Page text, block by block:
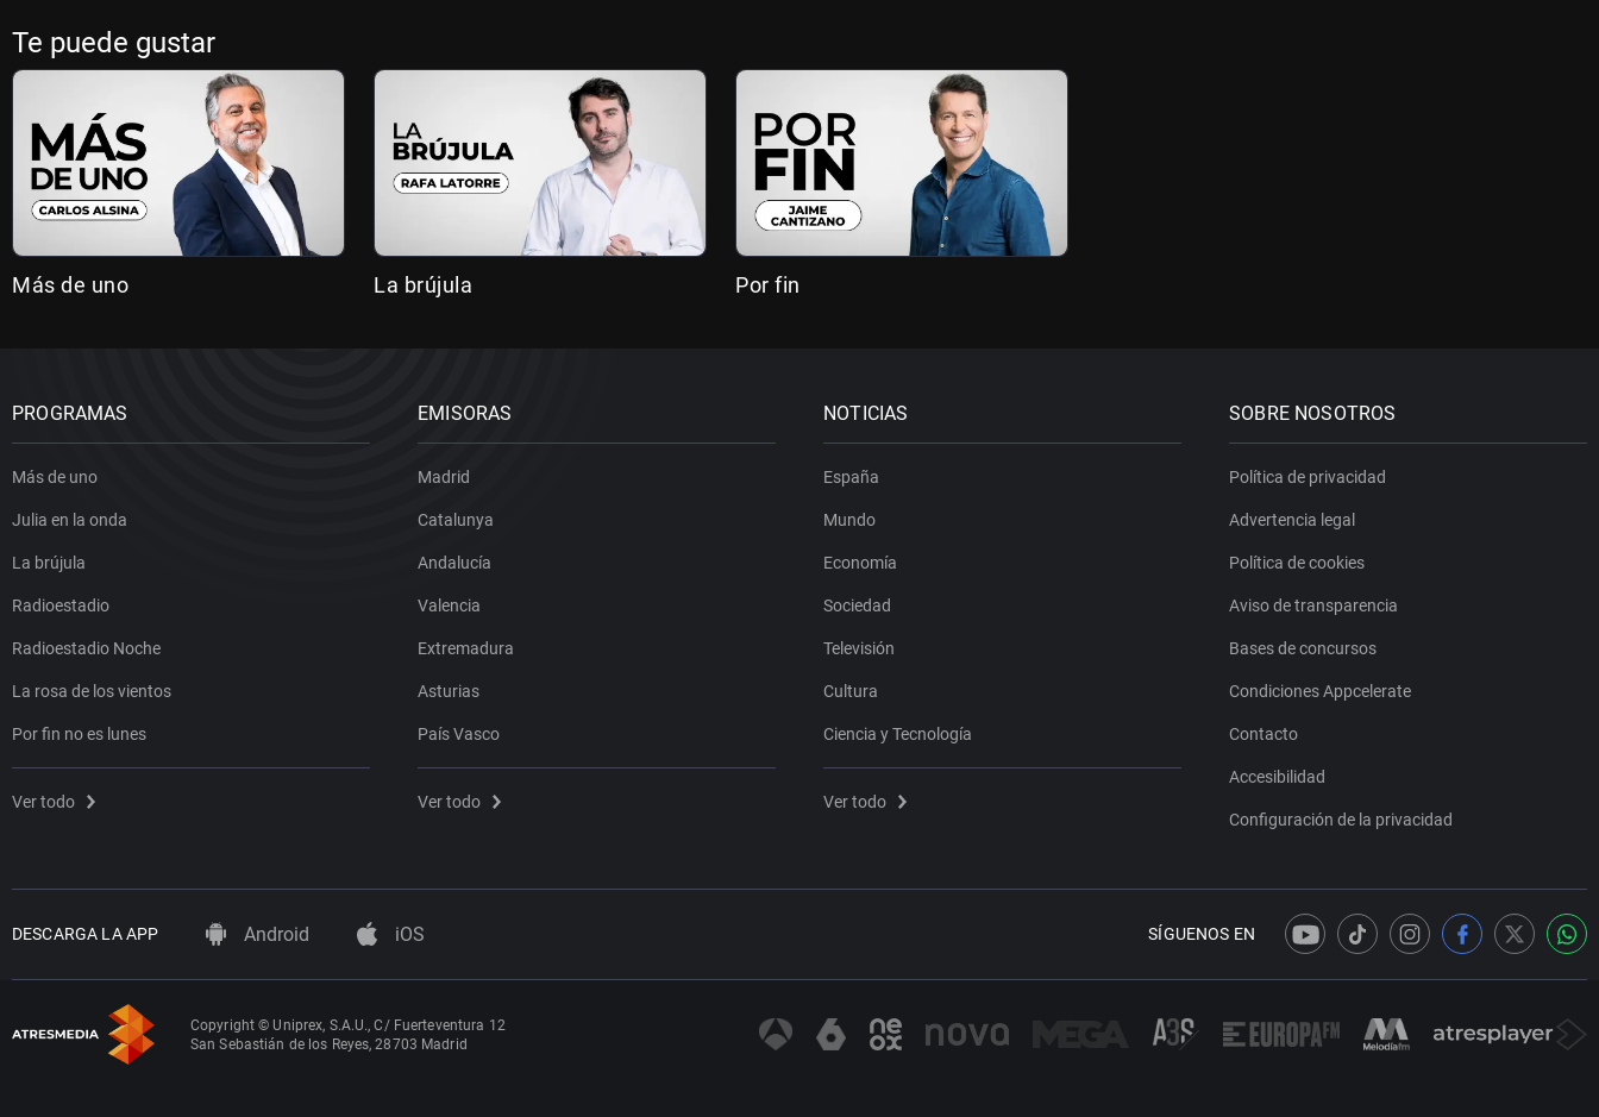
Te puede gustar
Más de uno La brújula Por fin
PROGRAMAS
Más de uno
Julia en la onda
La brújula
Radioestadio
Radioestadio Noche
La rosa de los vientos
Por fin no es lunes
Ver todo
EMISORAS
Madrid
Catalunya
Andalucía
Valencia
Extremadura
Asturias
País Vasco
Ver todo
NOTICIAS
España
Mundo
Economía
Sociedad
Televisión
Cultura
Ciencia y Tecnología
Ver todo
SOBRE NOSOTROS
Política de privacidad
Advertencia legal
Política de cookies
Aviso de transparencia
Bases de concursos
Condiciones Appcelerate
Contacto
Accesibilidad
Configuración de la privacidad
DESCARGA LA APP Android iOS SÍGUENOS EN
Copyright © Uniprex, S.A.U., C/ Fuerteventura 12
San Sebastián de los Reyes, 28703 Madrid